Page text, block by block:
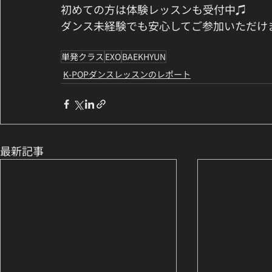
初めての方は体験レッスンも受付中♫
ダンス未経験でも安心してご参加いただけ
単発クラス EXOBAEKHYUN
K-POPダンスレッスンのレポート
最新記事